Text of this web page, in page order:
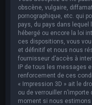
obscène, vulgaire,
pornographique, etc. qui
pays, du pays dans lequel
hébergé ou encore la loi
ces dispositions, vous
et définitif et nous nous
fournisseur d’accès à
IP de tous les messages
renforcement de ces
« Impression 3D » ait le
ou de verrouiller
moment si nous estimons